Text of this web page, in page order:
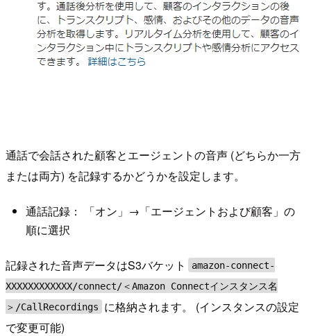
通話で会話された顧客とエージェントの音声 (どちらか一方
または両方) を記録するかどうかを設定します。
通話記録： 「オン」→「エージェントおよび顧客」の
順に選択
記録された音声データはS3バケット
amazon-connect-
XXXXXXXXXXXX/connect/＜Amazon Connectインスタンス名
＞/CallRecordings
に格納されます。 (インスタンスの設定
で変更可能)